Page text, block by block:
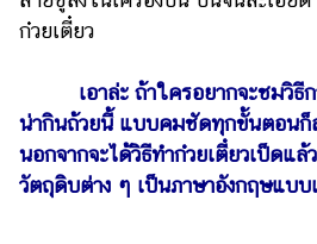
ก๋วยเตี๋ยว
เอาล่ะ ถ้าใครอยากจะชมวิธี
น่ากินถ้วยนี้ แบบคมชัดทุกขั้นตอนก็
นอกจากจะได้วิธีทำก๋วยเตี๋ยวเป็ดแล้
วัตถุดิบต่าง ๆ เป็นภาษาอังกฤษแบ